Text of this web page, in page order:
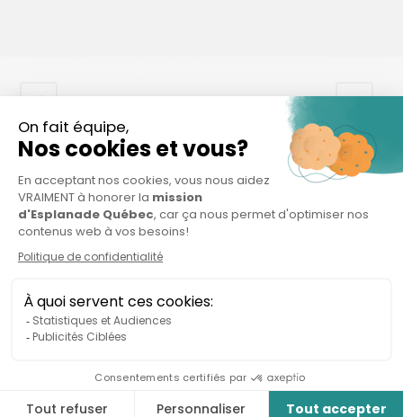
Organisations connexes